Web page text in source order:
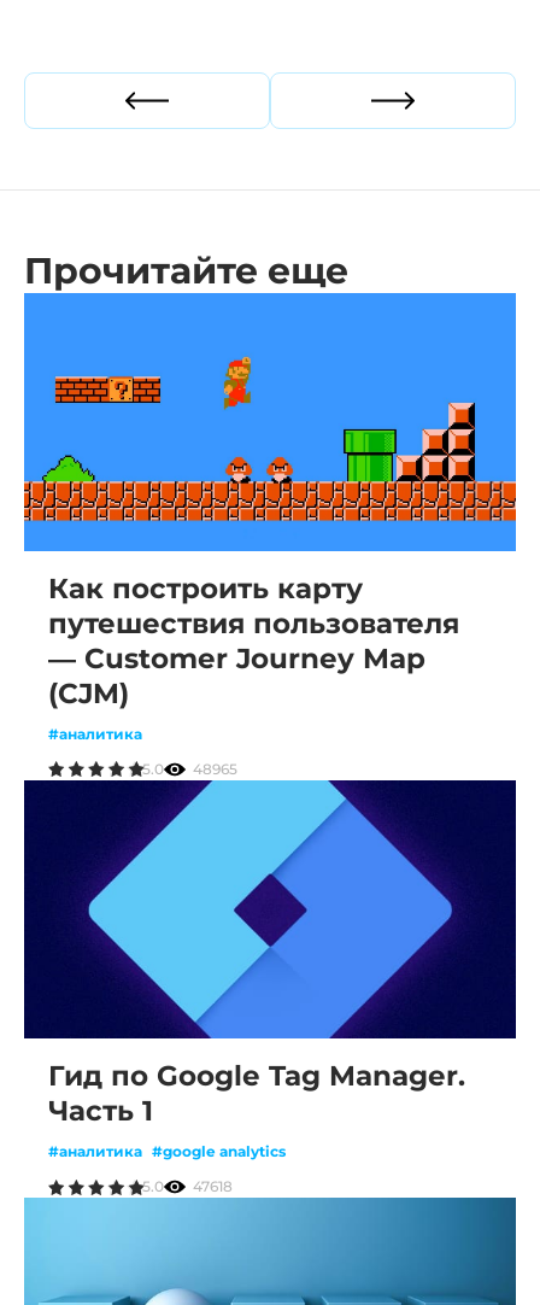
Прошлая статья Следующая
Прочитайте еще
Как построить карту
путешествия пользователя
— Customer Journey Map
(CJM)
#аналитика
5.0
48965
Гид по Google Tag Manager.
Часть 1
#аналитика #google analytics
5.0
47618